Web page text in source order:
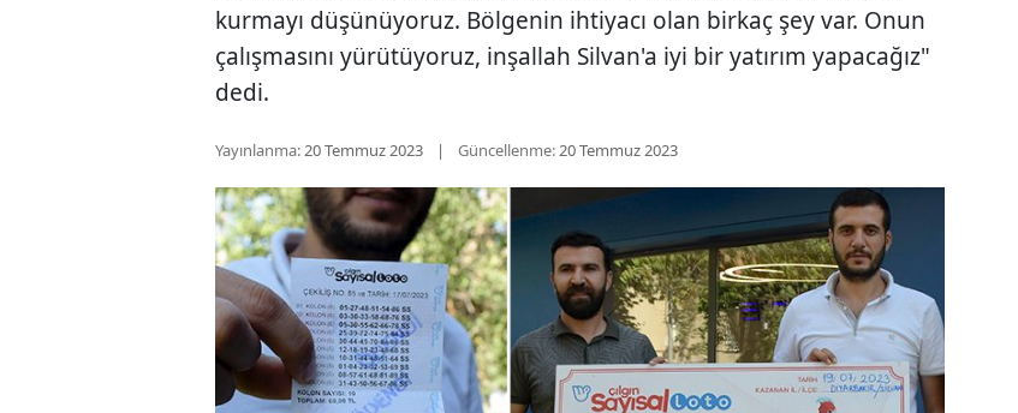
kurmayı düşünüyoruz. Bölgenin ihtiyacı olan birkaç şey var. Onun
çalışmasını yürütüyoruz, inşallah Silvan'a iyi bir yatırım yapacağız"
dedi.
Yayınlanma:20 Temmuz 2023 Güncellenme:20 Temmuz 2023